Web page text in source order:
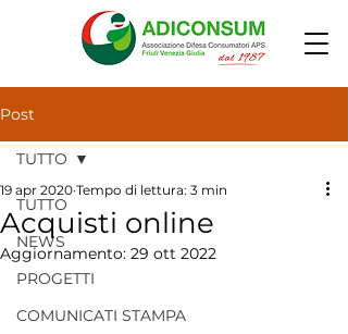
Post
TUTTO
NEWS
PROGETTI
COMUNICATI STAMPA
TUTTO
Acquisti online
19 apr 2020 Tempo di lettura: 3 min
Aggiornamento: 29 ott 2022